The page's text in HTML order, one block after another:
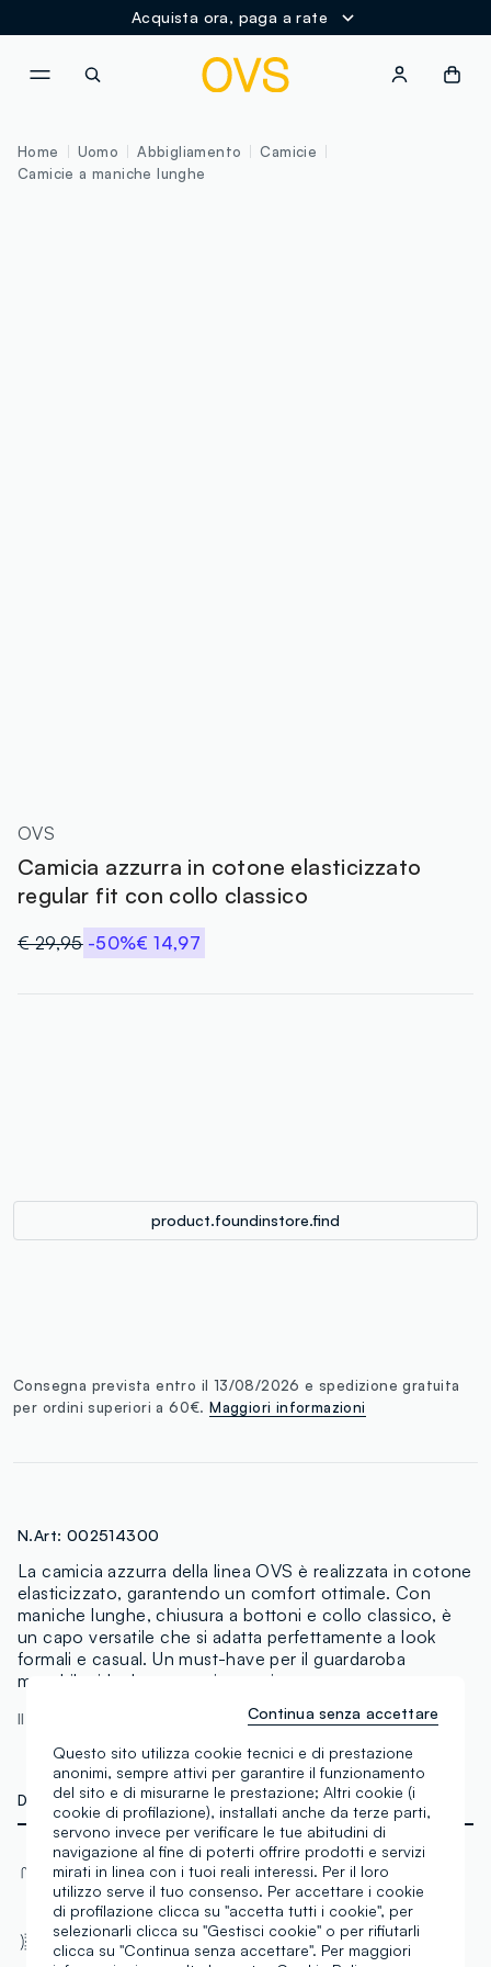
Acquista ora, paga a rate
Home Uomo Abbigliamento
Camicie
Camicie a maniche lunghe
OVS
Camicia azzurra in cotone elasticizzato
regular fit con collo classico
€ 29,95 -50%€ 14,97
product.foundinstore.find
Consegna prevista entro il 13/08/2026 e spedizione gratuita
per ordini superiori a 60€.Maggiori informazioni
N.Art: 002514300
La camicia azzurra della linea OVS è realizzata in cotone
elasticizzato, garantendo un comfort ottimale. Con
maniche lunghe, chiusura a bottoni e collo classico, è
un capo versatile che si adatta perfettamente a look
formali e casual. Un must-have per il guardaroba
maschile, ideale per ogni occasione.
Il modello è alto 185 cm ed indossa una 40
DETTAGLI TECNICI
Materiale
Cotone
Tessuto
Popeline
Vestibilità
Regular
Chiusura con bottoni
Questo sito utilizza cookie tecnici e di prestazione
anonimi, sempre attivi per garantire il funzionamento
del sito e di misurarne le prestazione; Altri cookie (i
cookie di profilazione), installati anche da terze parti,
servono invece per verificare le tue abitudini di
navigazione al fine di poterti offrire prodotti e servizi
mirati in linea con i tuoi reali interessi. Per il loro
utilizzo serve il tuo consenso. Per accettare i cookie
di profilazione clicca su "accetta tutti i cookie", per
selezionarli clicca su "Gestisci cookie" o per rifiutarli
clicca su "Continua senza accettare". Per maggiori
Continua senza accettare